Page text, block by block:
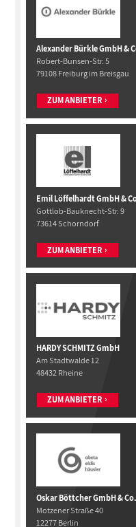
Alexander Bürkle GmbH &
Robert-Bunsen-Str. 5
79108 Freiburg im Breisgau
ZUM ANBIETER
Emil Löffelhardt GmbH &
Gottlob-Bauknecht-Str. 9
73614 Schorndorf
ZUM ANBIETER
HARDY SCHMITZ GmbH
Am Stadtwalde 12
48432 Rheine
ZUM ANBIETER
Oskar Böttcher GmbH &
Motzener Straße 40
12277 Berlin